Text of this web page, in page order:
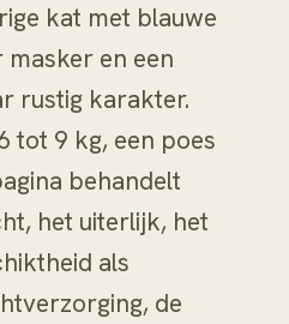
kat met blauwe
masker en een
rustig karakter.
tot 9 kg, een poes
behandelt
het uiterlijk, het
als
de